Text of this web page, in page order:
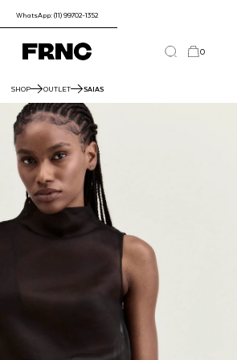
WhatsApp: (11) 99702-1352
0
SHOP OUTLET SAIAS